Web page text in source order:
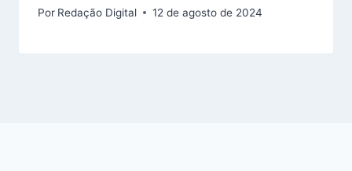
Por Redação Digital 12 de agosto de 2024